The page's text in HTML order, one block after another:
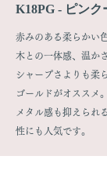
K18PG - ピン
赤みのある柔らかい
木との一体感、温か
シャープさよりも柔
ゴールドがオススメ。
メタル感も抑えられ
性にも人気です。